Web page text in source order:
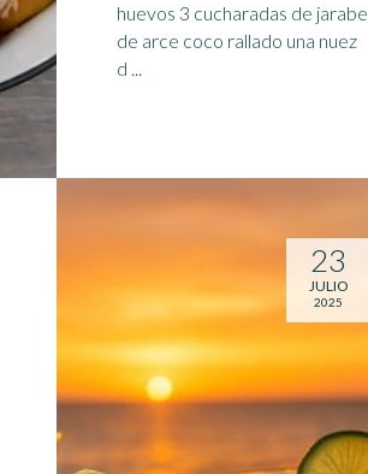
huevos 3 cucharadas de jarabe
de arce coco rallado una nuez
d ...
23
JULIO
2025